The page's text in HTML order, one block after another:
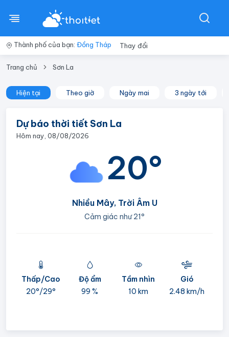
Thành phố của bạn: Đồng Tháp Thay đổi
Trang chủ Sơn La
Hiện tại Theo giờ Ngày mai 3 ngày tới
Dự báo thời tiết Sơn La
Hôm nay, 08/08/2026
20°
Nhiều Mây, Trời Âm U
Cảm giác như21°
Thấp/Cao
20°/29°
Độ ẩm
99 %
Tầm nhìn
10 km
Gió
2.48 km/h